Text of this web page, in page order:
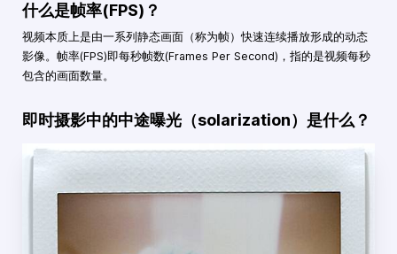
什么是帧率(FPS)？
视频本质上是由一系列静态画面（称为帧）快速连续播放形成的动态
影像。帧率(FPS)即每秒帧数(Frames Per Second)，指的是视频每秒
包含的画面数量。
即时摄影中的中途曝光（solarization）是什么？